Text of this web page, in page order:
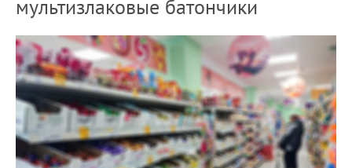
мультизлаковые батончики